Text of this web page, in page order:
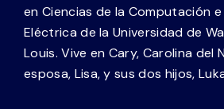
en Ciencias de la Computación e
Eléctrica de la Universidad de
Louis. Vive en Cary, Carolina del
esposa, Lisa, y sus dos hijos,